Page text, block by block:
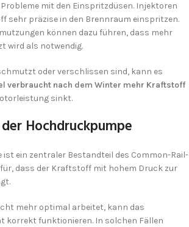
mit den Einspritzdüsen. Injektoren
sehr präzise in den Brennraum einspritzen.
können dazu führen, dass mehr
wird als notwendig.
oder verschlissen sind, kann es
verbraucht nach dem Winter mehr Kraftstoff
sinkt.
Hochdruckpumpe
ist ein zentraler Bestandteil des Common-Rail-
dass der Kraftstoff mit hohem Druck zur
mehr optimal arbeitet, kann das
korrekt funktionieren. In solchen Fällen